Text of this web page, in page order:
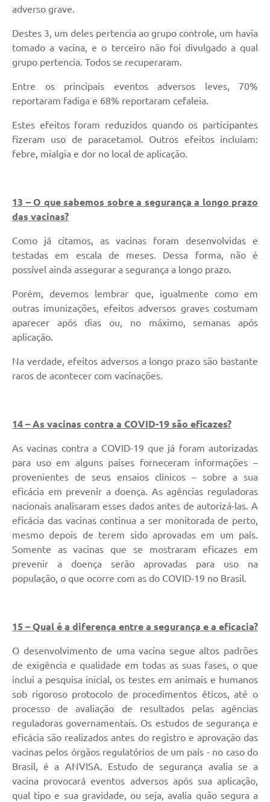
adverso grave.
Destes 3, um deles pertencia ao grupo controle, um havia
tomado a vacina, e o terceiro não foi divulgado a qual
grupo pertencia. Todos se recuperaram.
Entre os principais eventos adversos leves, 70%
reportaram fadiga e 68% reportaram cefaleia.
Estes efeitos foram reduzidos quando os participantes
fizeram uso de paracetamol. Outros efeitos incluíam:
febre, mialgia e dor no local de aplicação.
13 – O que sabemos sobre a segurança a longo prazo
das vacinas?
Como já citamos, as vacinas foram desenvolvidas e
testadas em escala de meses. Dessa forma, não é
possível ainda assegurar a segurança a longo prazo.
Porém, devemos lembrar que, igualmente como em
outras imunizações, efeitos adversos graves costumam
aparecer após dias ou, no máximo, semanas após
aplicação.
Na verdade, efeitos adversos a longo prazo são bastante
raros de acontecer com vacinações.
14 – As vacinas contra a COVID-19 são eficazes?
As vacinas contra a COVID-19 que já foram autorizadas
para uso em alguns países forneceram informações –
provenientes de seus ensaios clínicos – sobre a sua
eficácia em prevenir a doença. As agências reguladoras
nacionais analisaram esses dados antes de autorizá-las. A
eficácia das vacinas continua a ser monitorada de perto,
mesmo depois de terem sido aprovadas em um país.
Somente as vacinas que se mostraram eficazes em
prevenir a doença serão aprovadas para uso na
população, o que ocorre com as do COVID-19 no Brasil.
15 – Qual é a diferença entre a segurança e a eficacia?
O desenvolvimento de uma vacina segue altos padrões
de exigência e qualidade em todas as suas fases, o que
inclui a pesquisa inicial, os testes em animais e humanos
sob rigoroso protocolo de procedimentos éticos, até o
processo de avaliação de resultados pelas agências
reguladoras governamentais. Os estudos de segurança e
eficácia são realizados antes do registro e aprovação das
vacinas pelos órgãos regulatórios de um país - no caso do
Brasil, é a ANVISA. Estudo de segurança avalia se a
vacina provocará eventos adversos após sua aplicação,
qual tipo e sua gravidade, ou seja, avalia quão segura a